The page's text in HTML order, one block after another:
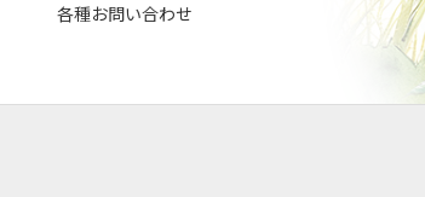
各種お問い合わせ